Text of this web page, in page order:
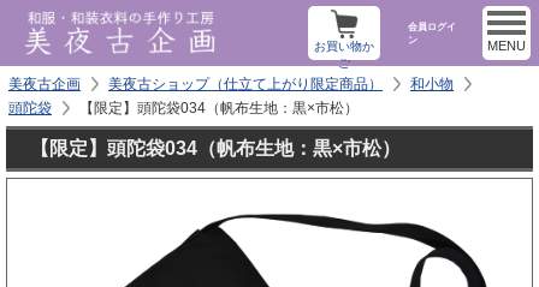
会員ログイ
ン
お買い物か
ご
MENU
美夜古企画 美夜古ショップ（仕立て上がり限定商品）
和小物
頭陀袋
【限定】頭陀袋034（帆布生地：黒×市松）
【限定】頭陀袋034（帆布生地：黒×市松）